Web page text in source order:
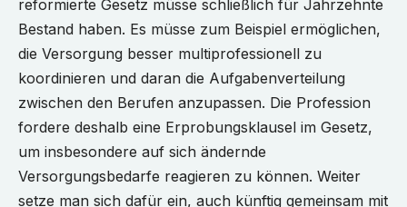
reformierte Gesetz müsse schließlich für Jahrzehnte
Bestand haben. Es müsse zum Beispiel ermöglichen,
die Versorgung besser multiprofessionell zu
koordinieren und daran die Aufgabenverteilung
zwischen den Berufen anzupassen. Die Profession
fordere deshalb eine Erprobungsklausel im Gesetz,
um insbesondere auf sich ändernde
Versorgungsbedarfe reagieren zu können. Weiter
setze man sich dafür ein, auch künftig gemeinsam mit